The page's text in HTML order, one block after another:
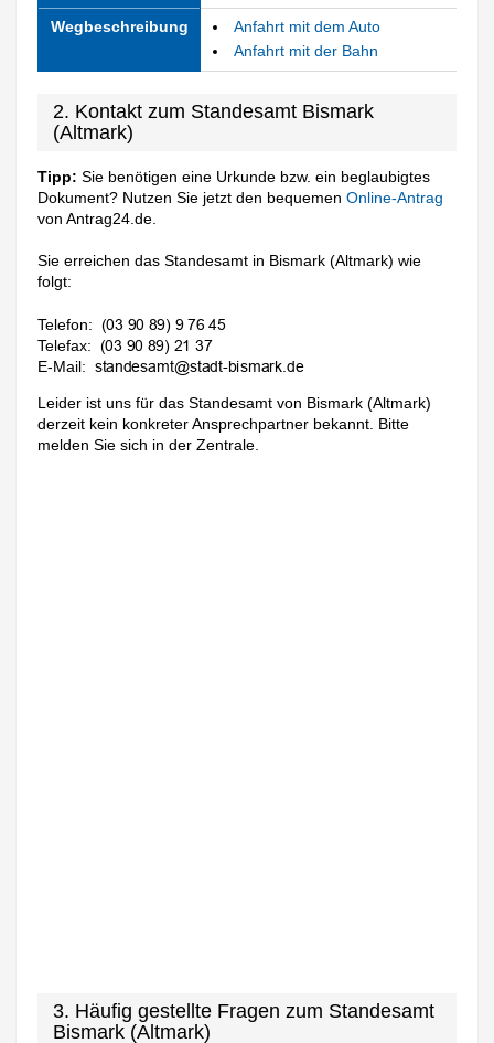
Wegbeschreibung
Anfahrt mit dem Auto
Anfahrt mit der Bahn
2. Kontakt zum Standesamt Bismark
(Altmark)
Tipp: Sie benötigen eine Urkunde bzw. ein beglaubigtes
Dokument? Nutzen Sie jetzt den bequemenOnline-Antrag
von Antrag24.de.
Sie erreichen das Standesamt in Bismark (Altmark) wie
folgt:
Telefon:
Telefax:
E-Mail:
Leider ist uns für das Standesamt von Bismark (Altmark)
derzeit kein konkreter Ansprechpartner bekannt. Bitte
melden Sie sich in der Zentrale.
3. Häufig gestellte Fragen zum Standesamt
Bismark (Altmark)